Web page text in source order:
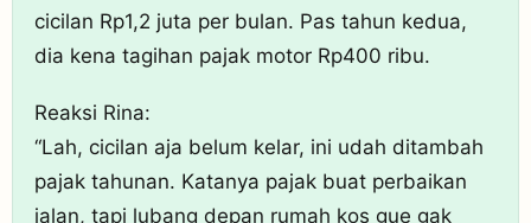
cicilan Rp1,2 juta per bulan. Pas tahun kedua,
dia kena tagihan pajak motor Rp400 ribu.
Reaksi Rina:
“Lah, cicilan aja belum kelar, ini udah ditambah
pajak tahunan. Katanya pajak buat perbaikan
jalan, tapi lubang depan rumah kos gue gak